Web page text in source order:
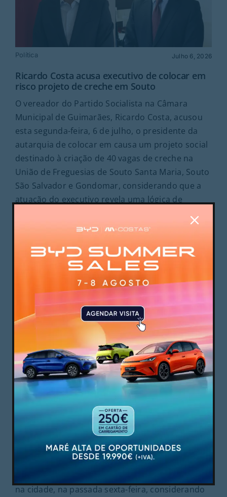
Política Julho 6, 2026
Ricardo Costa acusa executivo de colocar em
risco projeto de creche em Souto
O vereador do Partido Socialista na Câmara
Municipal de Guimarães, Ricardo Costa, acusou
esta segunda-feira, 6 de julho, o presidente da
autarquia de colocar em causa um projeto social
destinado à criação de 40 vagas de creche na
União de Freguesias de Souto Santa Maria, Souto
São Salvador e Gondomar, considerando que a
atuação do executivo revela uma lógica de
Política Julho 6, 2026
Conselho de Ministros em Guimarães foi
“histórico” e deixa investimento recorde,
vinca Ricardo Araújo
O presidente da Câmara de Guimarães, Ricardo
Araújo, fez esta segunda-feira um balanço "muito
na cidade, na passada sexta-feira, considerando